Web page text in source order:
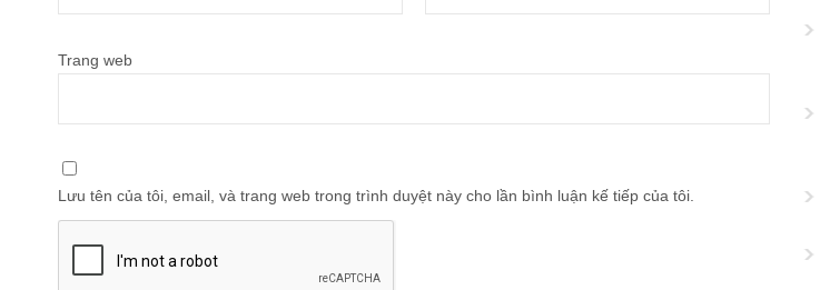
Trang web
Lưu tên của tôi, email, và trang web trong trình duyệt này cho lần bình luận kế tiếp của tôi.